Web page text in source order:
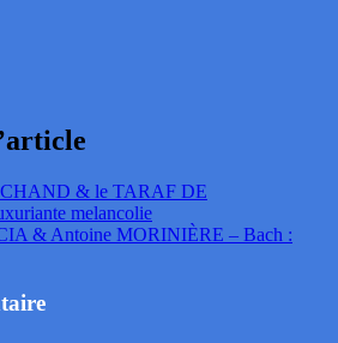
& le TARAF DE
melancolie
& Antoine MORINIÈRE – Bach :